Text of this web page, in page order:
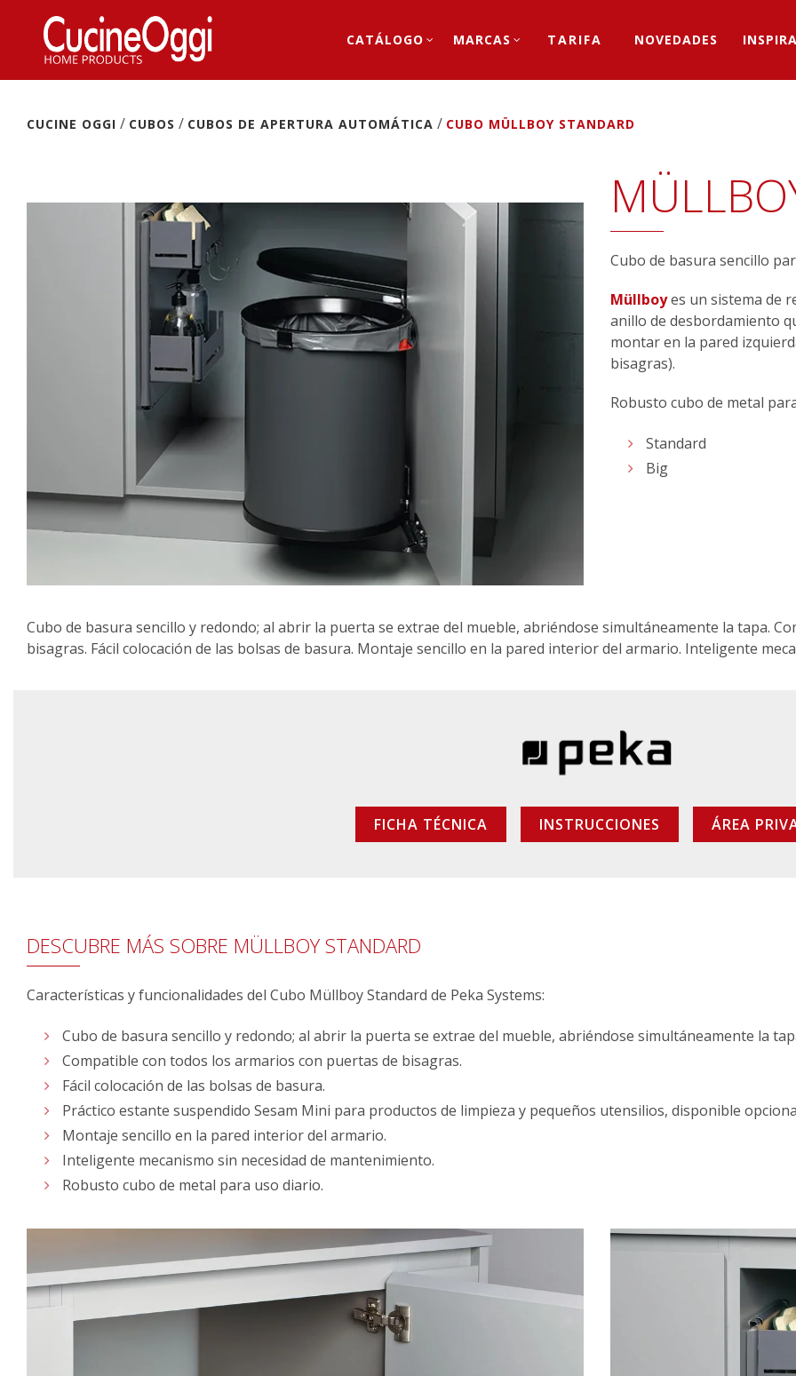
CATÁLOGO MARCAS TARIFA NOVEDADES
CUCINE OGGI / CUBOS / CUBOS DE APERTURA AUTOMÁTICA / CUBO MÜLLBOY STANDARD
Cubo de basura sencillo
Müllboyes un sistema de
anillo de desbordamiento
montar en la pared
bisagras).
Robusto cubo de metal
Standard
Big
Cubo de basura sencillo y redondo; al abrir la puerta se extrae del mueble, abriéndose simultáneamente la tapa.
bisagras. Fácil colocación de las bolsas de basura. Montaje sencillo en la pared interior del armario. Inteligente
FICHA TÉCNICA INSTRUCCIONES ÁREA
DESCUBRE MÁS SOBRE MÜLLBOY STANDARD
Características y funcionalidades del Cubo Müllboy Standard de Peka Systems:
Cubo de basura sencillo y redondo; al abrir la puerta se extrae del mueble, abriéndose simultáneamente la
Compatible con todos los armarios con puertas de bisagras.
Fácil colocación de las bolsas de basura.
Práctico estante suspendido Sesam Mini para productos de limpieza y pequeños utensilios, disponible
Montaje sencillo en la pared interior del armario.
Inteligente mecanismo sin necesidad de mantenimiento.
Robusto cubo de metal para uso diario.